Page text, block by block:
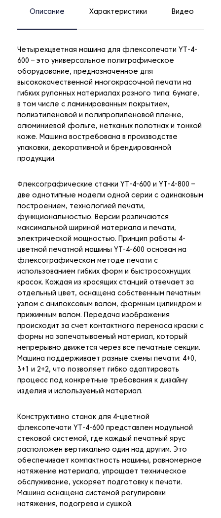
Описание Характеристики Видео
Четырехцветная машина для флексопечати YT-4-
600 – это универсальное полиграфическое
оборудование, предназначенное для
высококачественной многокрасочной печати на
гибких рулонных материалах разного типа: бумаге,
в том числе с ламинированным покрытием,
полиэтиленовой и полипропиленовой пленке,
алюминиевой фольге, нетканых полотнах и тонкой
коже. Машина востребована в производстве
упаковки, декоративной и брендированной
продукции.
Флексографические станки YT-4-600 и YT-4-800 –
две однотипные модели одной серии с одинаковым
построением, технологией печати,
функциональностью. Версии различаются
максимальной шириной материала и печати,
электрической мощностью. Принцип работы 4-
цветной печатной машины YT-4-600 основан на
флексографическом методе печати с
использованием гибких форм и быстросохнущих
красок. Каждая из красящих станций отвечает за
отдельный цвет, оснащена собственным печатным
узлом с анилоксовым валом, формным цилиндром и
прижимным валом. Передача изображения
происходит за счет контактного переноса краски с
формы на запечатываемый материал, который
непрерывно движется через все печатные секции.
Машина поддерживает разные схемы печати: 4+0,
3+1 и 2+2, что позволяет гибко адаптировать
процесс под конкретные требования к дизайну
изделия и используемый материал.
Конструктивно станок для 4-цветной
флексопечати YT-4-600 представлен модульной
стековой системой, где каждый печатный ярус
расположен вертикально один над другим. Это
обеспечивает компактность машины, равномерное
натяжение материала, упрощает техническое
обслуживание, ускоряет подготовку к печати.
Машина оснащена системой регулировки
натяжения, подогрева и сушкой.